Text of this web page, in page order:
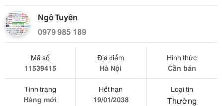
Ngô Tuyên
0979 985 189
Mã số
11539415
Địa điểm
Hà Nội
Hình thức
Cần bán
Tình trạng
Hàng mới
Hết hạn
19/01/2038
Loại tin
Thường